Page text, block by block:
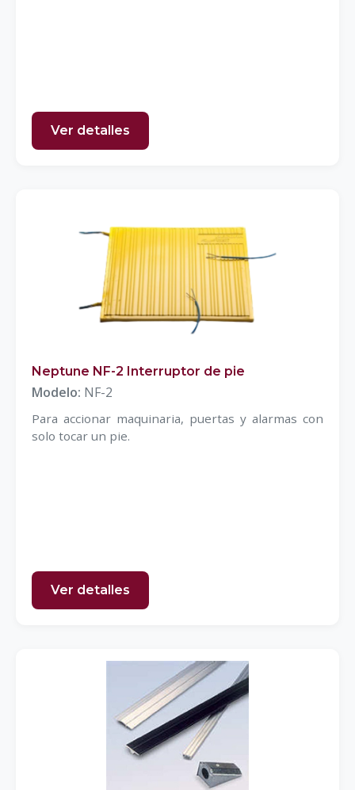
Ver detalles
Neptune NF-2 Interruptor de pie
Modelo: NF-2
Para accionar maquinaria, puertas y alarmas con
solo tocar un pie.
Ver detalles